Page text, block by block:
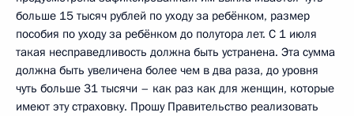
больше 15 тысяч рублей по уходу за ребёнком, размер
пособия по уходу за ребёнком до полутора лет. С 1 июля
такая несправедливость должна быть устранена. Эта сумма
должна быть увеличена более чем в два раза, до уровня
чуть больше 31 тысячи – как раз как для женщин, которые
имеют эту страховку. Прошу Правительство реализовать